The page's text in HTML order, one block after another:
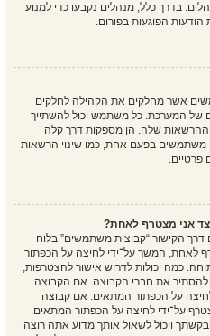
בדרך כלל, מנהלים נקבעו כדי למנוע
הפוגעות בפורום.
אשר מחלקים את הקהילה לחלקים
של המערכת. כל משתמש יכול להשתייך
ההרשאות שלה. הן מספקות דרך קלה
בפעם אחת, כמו שינוי הרשאות
פרטיים.
אני מצטרף לאחת?
הקישור “קבוצות משתמשים” בלוח
המשך על־ידי לחיצה על הכפתור
כמה יכולות לדרוש אישור להצטרפות,
להסתיר את חברי הקבוצה. אם הקבוצה
על הכפתור המתאים. אם קבוצה
על־ידי לחיצה על הכפתור המתאים.
ויכול לשאול אותך מדוע אתה רוצה